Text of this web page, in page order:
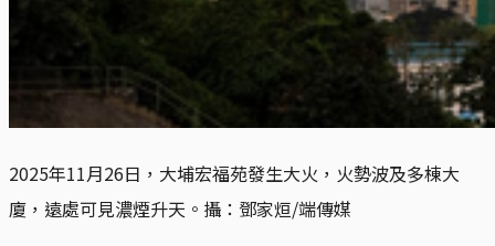
2025年11月26日，大埔宏福苑發生大火，火勢波及多棟大
廈，遠處可見濃煙升天。攝：鄧家烜/端傳媒